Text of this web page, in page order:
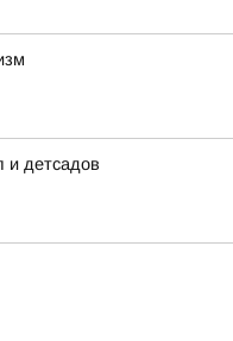
и детсадов